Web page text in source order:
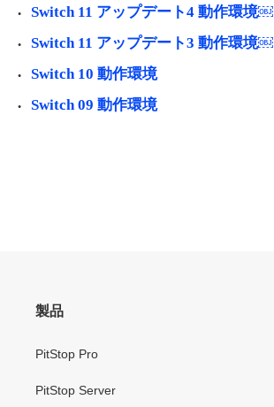
Switch 11 アップデート4 動作環境￼
Switch 11 アップデート3 動作環境￼
Switch 10 動作環境
Switch 09 動作環境
製品
PitStop Pro
PitStop Server